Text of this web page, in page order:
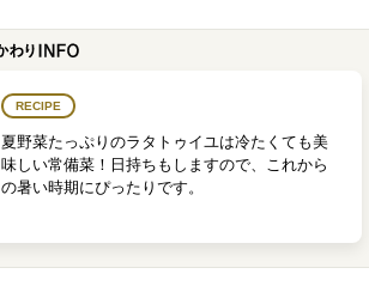
RECIPE
夏野菜たっぷりのラタトゥイユは冷たくても美
味しい常備菜！日持ちもしますので、これから
の暑い時期にぴったりです。